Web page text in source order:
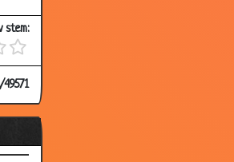
stem: